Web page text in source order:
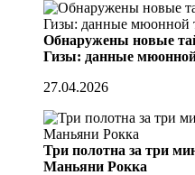
Обнаружены новые
Гизы: данные
27.04.2026
Три полотна за три
Маньяни Рокка